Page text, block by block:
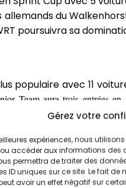
Gérez votre
expériences, nous
accéder aux informations des
permettra de traiter des
ID uniques sur ce site. Le fait de
avoir un effet négatif sur
allemands du
poursuivra sa
populaire avec 11
Team aura trois entrées
1 en Silver). Tresor Attempto
en catégorie Pro.